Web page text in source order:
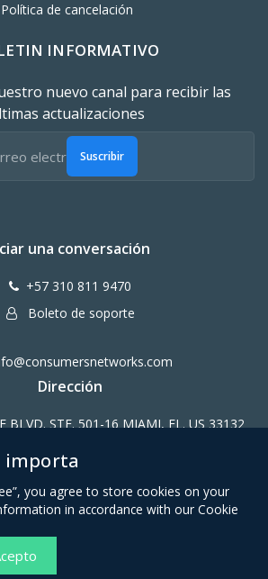
Política de cancelación
INFORMATIVO
nuevo canal para recibir las
actualizaciones
Suscribir
una conversación
+57 310 811 9470
Boleto de soporte
Dirección
BLVD. STE. 501-16 MIAMI, FL. US 33132
NETWORK@2024
para
importa
you agree to store cookies on your
in accordance with our Cookie